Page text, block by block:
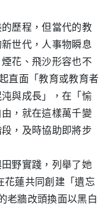
歷程，但當代的教
世代，人事物瞬息
花、飛沙形容也不
直面「教育或教育者
與成長」，在「愉
，就在這樣萬千變
，及時協助即將步
野實踐，列舉了她
花蓮共同創建「遺忘
老牆改頭換面以黑白